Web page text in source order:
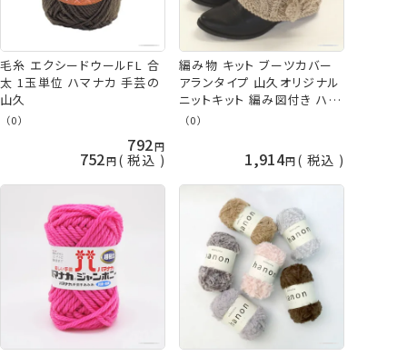
毛糸 エクシードウールFL 合
太 1玉単位 ハマナカ 手芸の
山久
（0）
792
752 税込
編み物 キット ブーツカバー
アランタイプ 山久オリジナル
ニットキット 編み図付き ハマ
ナカ メンズクラブマスター
（0）
1,914 税込